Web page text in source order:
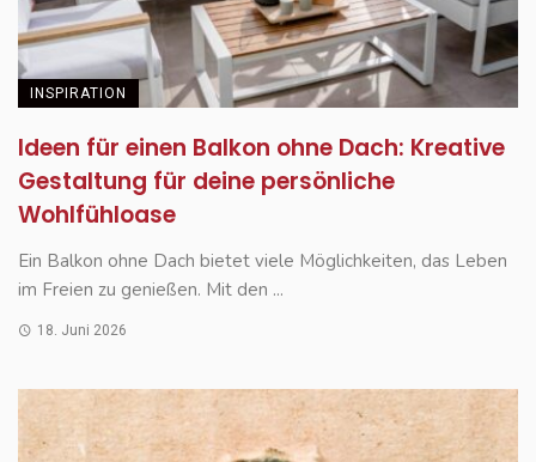
INSPIRATION
Ideen für einen Balkon ohne Dach: Kreative
Gestaltung für deine persönliche
Wohlfühloase
Ein Balkon ohne Dach bietet viele Möglichkeiten, das Leben
im Freien zu genießen. Mit den ...
18. Juni 2026